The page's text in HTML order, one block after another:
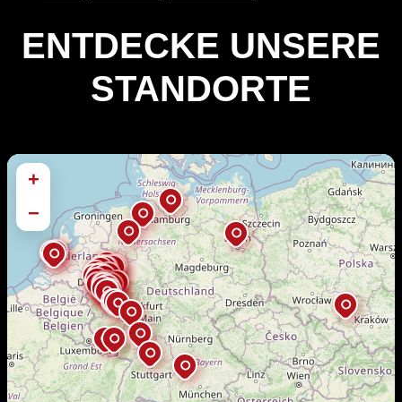
ENTDECKE UNSERE
STANDORTE
+
−